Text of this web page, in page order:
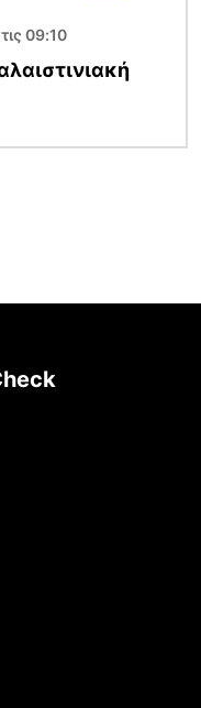
09:10